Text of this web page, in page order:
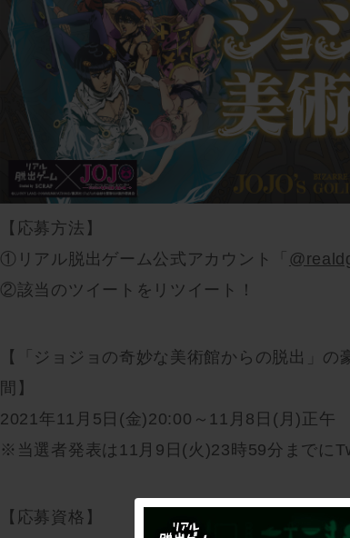
【応募方法】
①リアル脱出ゲーム公式アカウント「
②該当のツイートをリツイート！
【「ジョジョの奇妙な美術館からの脱出」の
間】
2021年11月5日(金)20:00～11月8日(月)正午
※当選者発表は11月9日(火)23時59分までに
【応募資格】